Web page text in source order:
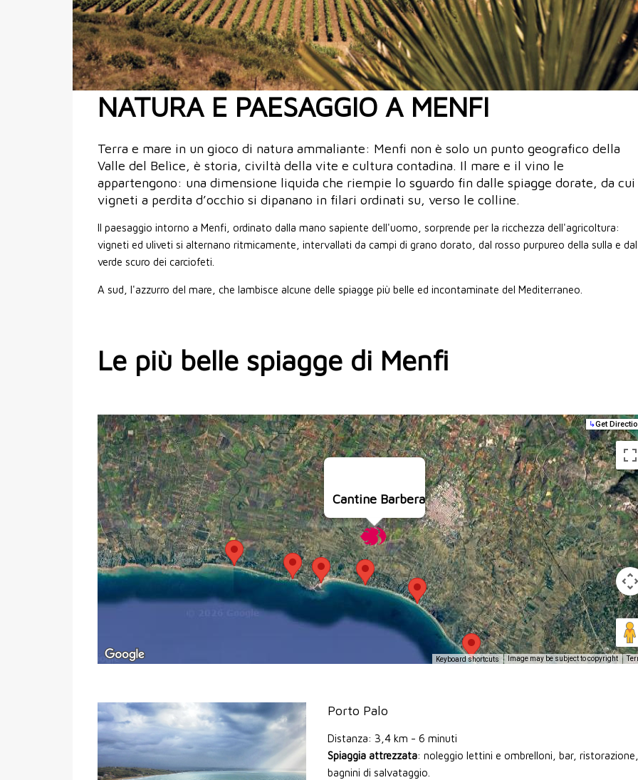
NATURA E PAESAGGIO A MENFI
Terra e mare in un gioco di natura ammaliante: Menfi non è solo un punto geografico della
Valle del Belìce, è storia, civiltà della vite e cultura contadina. Il mare e il vino le
appartengono: una dimensione liquida che riempie lo sguardo fin dalle spiagge dorate, da cui
vigneti a perdita d’occhio si dipanano in filari ordinati su, verso le colline.
Il paesaggio intorno a Menfi, ordinato dalla mano sapiente dell'uomo, sorprende per la ricchezza dell'agricoltura:
vigneti ed uliveti si alternano ritmicamente, intervallati da campi di grano dorato, dal rosso purpureo della sulla e dal
verde scuro dei carciofeti.
A sud, l'azzurro del mare, che lambisce alcune delle spiagge più belle ed incontaminate del Mediterraneo.
Le più belle spiagge di Menfi
Cantine Barbera
↳Get
Keyboard shortcuts Image may be subject to copyright
Porto Palo
Distanza: 3,4 km - 6 minuti
Spiaggia attrezzata: noleggio lettini e ombrelloni, bar, ristorazione,
bagnini di salvataggio.